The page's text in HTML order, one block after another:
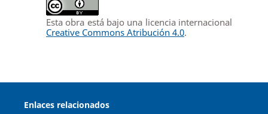
Esta obra está bajo una licencia internacional
Creative Commons Atribución 4.0.
Enlaces relacionados